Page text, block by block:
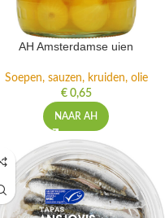
AH Amsterdamse uien
Soepen, sauzen, kruiden, olie
€0,65
NAAR AH